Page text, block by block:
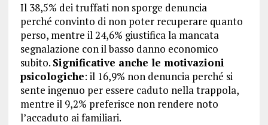
Il 38,5% dei truffati non sporge denuncia
perché convinto di non poter recuperare quanto
perso, mentre il 24,6% giustifica la mancata
segnalazione con il basso danno economico
subito. Significative anche le motivazioni
psicologiche: il 16,9% non denuncia perché si
sente ingenuo per essere caduto nella trappola,
mentre il 9,2% preferisce non rendere noto
l’accaduto ai familiari.